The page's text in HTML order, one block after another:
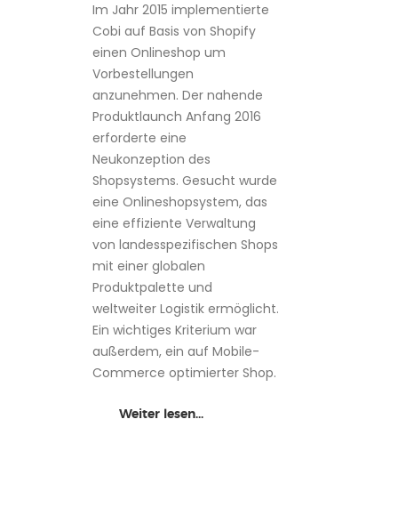
Im Jahr 2015 implementierte
Cobi auf Basis von Shopify
einen Onlineshop um
Vorbestellungen
anzunehmen. Der nahende
Produktlaunch Anfang 2016
erforderte eine
Neukonzeption des
Shopsystems. Gesucht wurde
eine Onlineshopsystem, das
eine effiziente Verwaltung
von landesspezifischen Shops
mit einer globalen
Produktpalette und
weltweiter Logistik ermöglicht.
Ein wichtiges Kriterium war
außerdem, ein auf Mobile-
Commerce optimierter Shop.
Weiter lesen...